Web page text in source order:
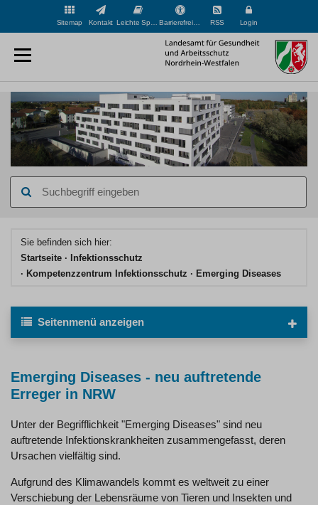
Sitemap Kontakt Barrierefreiheit RSS Login
eingeben
Sie befinden sich hier:
Startseite
Infektionsschutz
Kompetenzzentrum Infektionsschutz
Emerging Diseases
Seitenmenü anzeigen
Emerging Diseases - neu auftretende
Erreger in NRW
Unter der Begrifflichkeit "Emerging Diseases" sind neu
auftretende Infektionskrankheiten zusammengefasst, deren
Ursachen vielfältig sind.
Aufgrund des Klimawandels kommt es weltweit zu einer
Verschiebung der Lebensräume von Tieren und Insekten und